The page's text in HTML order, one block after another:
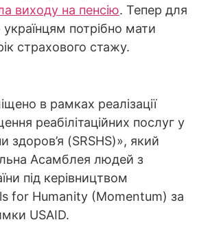
виходу на пенсію. Тепер для
потрібно мати
страхового стажу.
в рамках реалізації
реабілітаційних послуг у
здоров’я (SRSHS)», який
Асамблея людей з
під керівництвом
for Humanity (Momentum) за
USAID.